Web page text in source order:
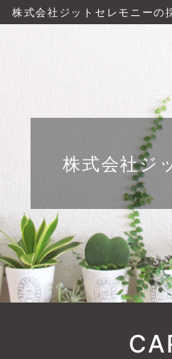
株式会社ジットセレモニーの
株式会社ジ